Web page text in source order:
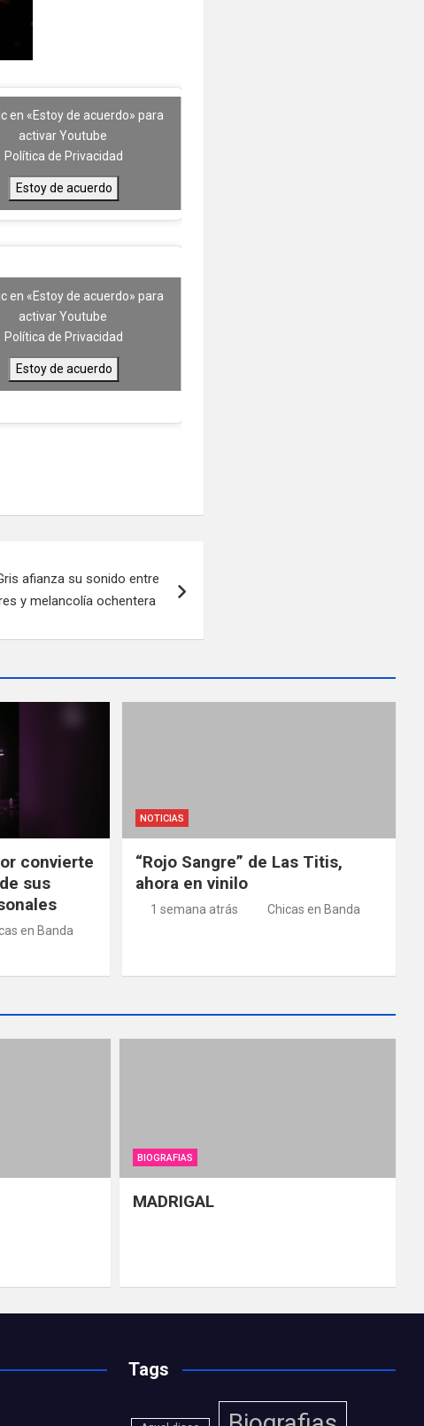
en «Estoy de acuerdo» para
activar Youtube
Política de Privacidad
Estoy de acuerdo
en «Estoy de acuerdo» para
activar Youtube
Política de Privacidad
Estoy de acuerdo
afianza su sonido entre
y melancolía ochentera
convierte
sus
en Banda
NOTICIAS
“Rojo Sangre” de Las Titis,
ahora en vinilo
1 semana atrás Chicas en Banda
BIOGRAFIAS
MADRIGAL
Tags